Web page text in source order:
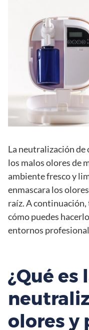
La neutralización de
los malos olores de
ambiente fresco y
enmascara los
raíz. A continuación,
cómo puedes
entornos
¿Qué es
olores y